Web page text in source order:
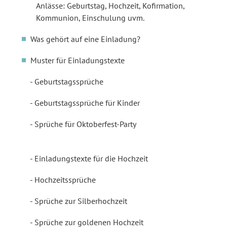
Anlässe: Geburtstag, Hochzeit, Kofirmation,
Kommunion, Einschulung uvm.
Was gehört auf eine Einladung?
Muster für Einladungstexte
Geburtstagssprüche
Geburtstagssprüche für Kinder
Sprüche für Oktoberfest-Party
Einladungstexte für die Hochzeit
Hochzeitssprüche
Sprüche zur Silberhochzeit
Sprüche zur goldenen Hochzeit